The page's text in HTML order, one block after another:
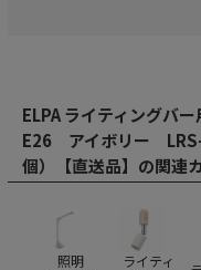
ELPA ライティング
E26 アイボリー LRS-
個）【直送品】の関連
照明
ライティ